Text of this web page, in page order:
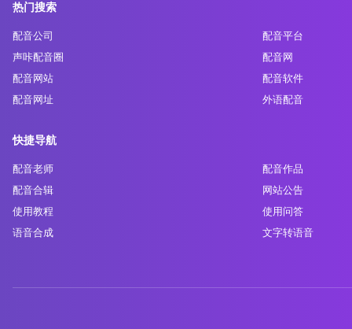
热门搜索
配音公司
配音平台
声咔配音圈
配音网
配音网站
配音软件
配音网址
外语配音
快捷导航
配音老师
配音作品
配音合辑
网站公告
使用教程
使用问答
语音合成
文字转语音